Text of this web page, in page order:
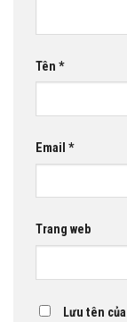
Tên *
Email *
Trang web
Lưu tên